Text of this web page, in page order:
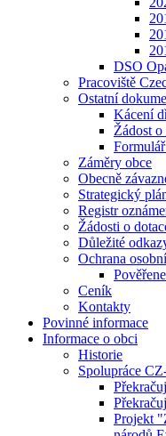
DSO
Pracoviště
Ostatní
Kácení
Žádost
Záměry obce
Obecně
Strategický
Registr
Žádosti o
Důležité
Ochrana
Ceník
Kontakty
Povinné informace
Informace o obci
Historie
Spolupráce
Projekt